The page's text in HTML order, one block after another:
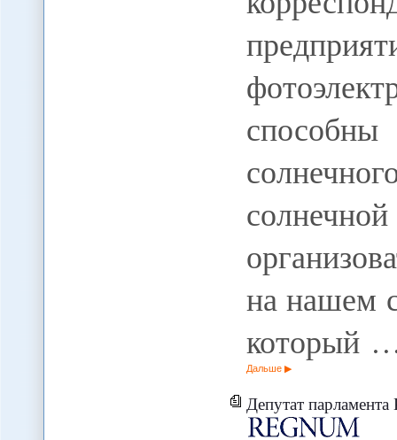
на нашем
который
Дальше
Депутат парламента